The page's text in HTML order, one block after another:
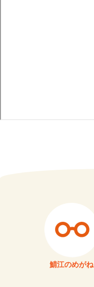
鯖江のめがね